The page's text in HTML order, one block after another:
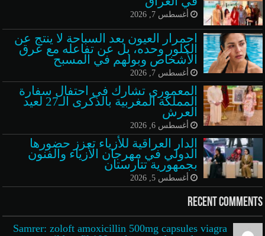
أغسطس 7, 2026
احمرار العيون بعد السباحة لا ينتج عن
الكلور وحده، بل عن تفاعله مع عرق
الأشخاص وبولهم في المسبح
أغسطس 7, 2026
المعموري تشارك في احتفال سفارة
المملكة المغربية بالذكرى الـ27 لعيد
العرش
أغسطس 6, 2026
الدار العراقية للأزياء تعزز حضورها
الدولي في مهرجان الأزياء والفنون
بجمهورية تتارستان
أغسطس 5, 2026
Recent Comments
Samrer: zoloft amoxicillin 500mg capsules viagra